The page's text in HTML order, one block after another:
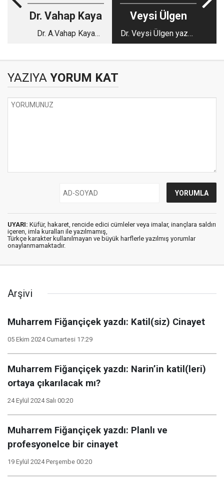
Dr. Vahap Kaya
Dr. A.Vahap Kaya
Veysi Ülgen
Dr. Veysi Ülgen yazdı:
Belki de bir şansı
YAZIYA YORUM KAT
UYARI: Küfür, hakaret, rencide edici cümleler veya imalar, inançlara saldırı
içeren, imla kuralları ile yazılmamış,
Türkçe karakter kullanılmayan ve büyük harflerle yazılmış yorumlar
onaylanmamaktadır.
Arşivi
Muharrem Fiğançiçek yazdı: Katil(siz) Cinayet
05 Ekim 2024 Cumartesi 17:29
Muharrem Fiğançiçek yazdı: Narin’in katil(leri)
ortaya çıkarılacak mı?
24 Eylül 2024 Salı 00:20
Muharrem Fiğançiçek yazdı: Planlı ve
profesyonelce bir cinayet
19 Eylül 2024 Perşembe 00:20